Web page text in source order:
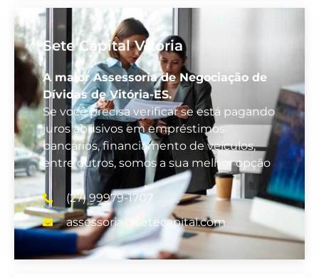
Sete Capital Vitória
A maior Assessoria de Negociação de
Dívidas de Vitória-ES.
Se você precisa verificar se está pagando
juros abusivos em empréstimos
bancários, financiamento de veículos,
entre outros, somos a sua melhor opção
(27) 99979-1707
assessoria@setecapital.com